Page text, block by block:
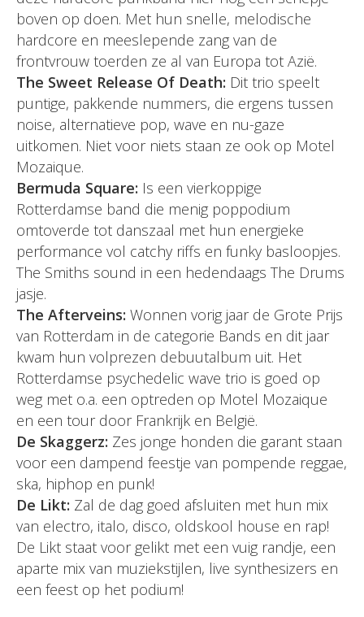
boven op doen. Met hun snelle, melodische
hardcore en meeslepende zang van de
frontvrouw toerden ze al van Europa tot Azië.
The Sweet Release Of Death: Dit trio speelt
puntige, pakkende nummers, die ergens tussen
noise, alternatieve pop, wave en nu-gaze
uitkomen. Niet voor niets staan ze ook op Motel
Mozaique.
Bermuda Square: Is een vierkoppige
Rotterdamse band die menig poppodium
omtoverde tot danszaal met hun energieke
performance vol catchy riffs en funky basloopjes.
The Smiths sound in een hedendaags The Drums
jasje.
The Afterveins: Wonnen vorig jaar de Grote Prijs
van Rotterdam in de categorie Bands en dit jaar
kwam hun volprezen debuutalbum uit. Het
Rotterdamse psychedelic wave trio is goed op
weg met o.a. een optreden op Motel Mozaique
en een tour door Frankrijk en België.
De Skaggerz: Zes jonge honden die garant staan
voor een dampend feestje van pompende reggae,
ska, hiphop en punk!
De Likt: Zal de dag goed afsluiten met hun mix
van electro, italo, disco, oldskool house en rap!
De Likt staat voor gelikt met een vuig randje, een
aparte mix van muziekstijlen, live synthesizers en
een feest op het podium!